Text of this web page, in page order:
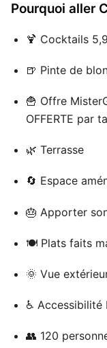
Pourquoi aller
🍹 Cocktails
🍺 Pinte de
🍟 Offre
OFFERTE par
🌿 Terrasse
🔄 Espace
🎂 Apporter
🍽 Plats faits
🌞 Vue
♿ Accessibilité
👥 120